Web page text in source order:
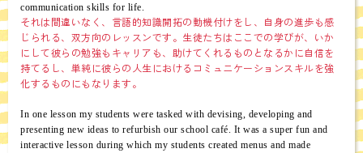
communication skills for life.
それは間違いなく、言語的知識開拓の動機付けをし、自身の進歩も感
じられる、双方向のレッスンです。生徒たちはここでの学びが、いか
にして彼らの勉強もキャリアも、助けてくれるものとなるかに自信を
持てるし、単純に彼らの人生におけるコミュニケーションスキルを強
化するものにもなります。
In one lesson my students were tasked with devising, developing and
presenting new ideas to refurbish our school café. It was a super fun and
interactive lesson during which my students created menus and made